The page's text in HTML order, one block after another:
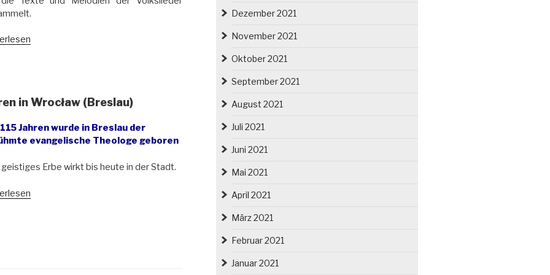
in Wrocław (Breslau)
Jahren wurde in Breslau der
evangelische Theologe geboren
geistiges Erbe wirkt bis heute in der Stadt.
Dezember 2021
November 2021
Oktober 2021
September 2021
August 2021
Juli 2021
Juni 2021
Mai 2021
April 2021
März 2021
Februar 2021
Januar 2021